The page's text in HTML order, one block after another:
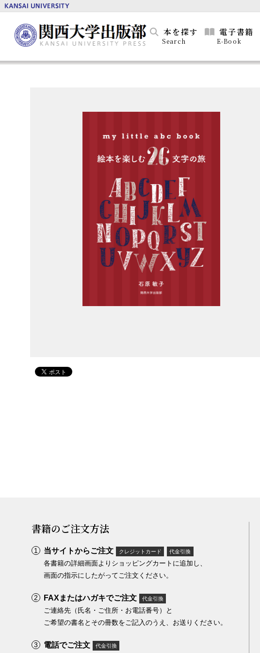
本を探す
Search
電子書籍
E-Book
書籍のご注文方法
当サイトからご注文 クレジットカード 代金引換
各書籍の詳細画面よりショッピングカートに追加し、
画面の指示にしたがってご注文ください。
FAXまたはハガキでご注文 代金引換
ご連絡先（氏名・ご住所・お電話番号）と
ご希望の書名とその冊数をご記入のうえ、お送りください。
電話でご注文 代金引換